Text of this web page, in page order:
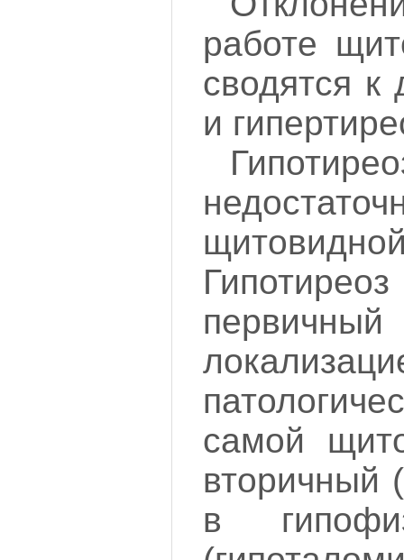
работе
сводятся к
и
первичный
самой
вторичный
в